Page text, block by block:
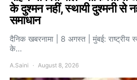
के दुश्मन नहीं, स्थायी दुश्मनी से
समाधान
दैनिक खबरनामा | 8 अगस्त | मुंबई:
के…
A.Saini August 8, 2026